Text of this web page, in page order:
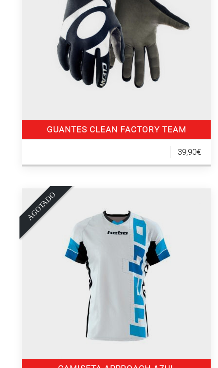
GUANTES CLEAN FACTORY TEAM
39,90€
A
G
O
T
A
D
O